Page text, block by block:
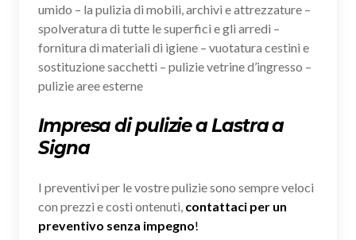
umido – la pulizia di mobili, archivi e attrezzature –
spolveratura di tutte le superfici e gli arredi –
fornitura di materiali di igiene – vuotatura cestini e
sostituzione sacchetti – pulizie vetrine d’ingresso –
pulizie aree esterne
Impresa di pulizie a Lastra a
Signa
I preventivi per le vostre pulizie sono sempre veloci
con prezzi e costi ontenuti, contattaci per un
preventivo senza impegno!